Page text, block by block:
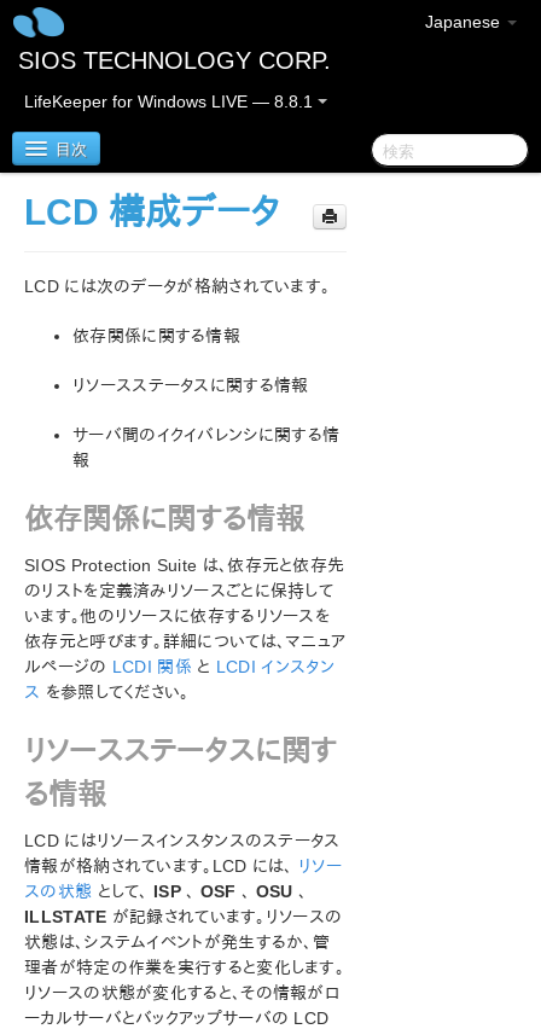
Japanese
SIOS TECHNOLOGY CORP.
LifeKeeper for Windows LIVE — 8.8.1
目次
SIOS Protection Suite for Windows
SIOS Protection Suite for Windows リリースノート
SIOS Protection Suite for Windows クイックスタート
Microsoft Azure 動作検証ガイド
SIOS Protection Suite インストレーションガイド
SIOS Protection Suite for Windows テクニカルドキュ
メンテーション
SIOS Protection Suite for Windows について
SIOS Protection Suite の管理の概要
ユーザガイド
共通タスク
オペレータタスク
詳細項目
LifeKeeper 構成データベース (LCD)
LCD のディレクトリ構造
LCD ディレクトリの構造図
LCD 構成データ
LCD 構成データ
LCD には次のデータが格納されています。
依存関係に関する情報
リソースステータスに関する情報
サーバ間のイクイバレンシに関する情
報
依存関係に関する情報
SIOS Protection Suite は、依存元と依存先
のリストを定義済みリソースごとに保持して
います。他のリソースに依存するリソースを
依存元と呼びます。詳細については、マニュア
ルページの LCDI 関係 と LCDI インスタン
ス を参照してください。
リソースステータスに関す
る情報
LCD にはリソースインスタンスのステータス
情報が格納されています。LCD には、
リソー
スの状態 として、 ISP、 OSF 、 OSU 、
ILLSTATE が記録されています。リソースの
状態は、システムイベントが発生するか、管
理者が特定の作業を実行すると変化します。
リソースの状態が変化すると、その情報がロ
ーカルサーバとバックアップサーバの LCD